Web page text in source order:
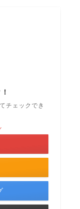
チェックでき